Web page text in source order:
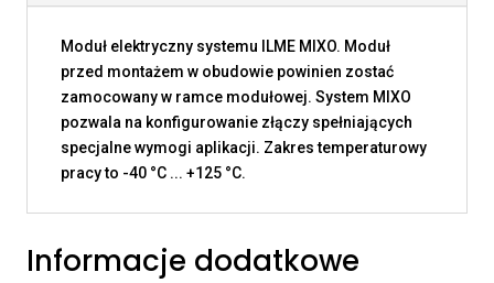
Moduł elektryczny systemu ILME MIXO. Moduł
przed montażem w obudowie powinien zostać
zamocowany w ramce modułowej. System MIXO
pozwala na konfigurowanie złączy spełniających
specjalne wymogi aplikacji. Zakres temperaturowy
pracy to -40 °C ... +125 °C.
Informacje dodatkowe